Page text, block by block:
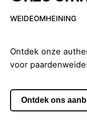
WEIDEOMHEINING
Ontdek onze
voor
Ontdek ons